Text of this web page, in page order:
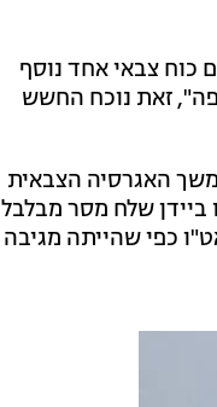
כוח צבאי אחד נוסף
זאת נוכח החשש
האגרסיה הצבאית
ביידן שלח מסר מבלבל
כפי שהייתה מגיבה